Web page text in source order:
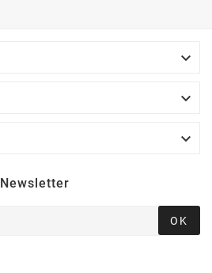



Newsletter
OK